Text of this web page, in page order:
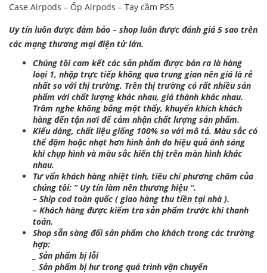
Case Airpods – Ốp Airpods – Tay cầm PS5
Uy tín luôn được đảm bảo – shop luôn được đánh giá 5 sao trên
các mạng thương mại điện tử lớn.
Chúng tôi cam kết các sản phẩm được bán ra là hàng
loại 1, nhập trực tiếp không qua trung gian nên giá là rẻ
nhất so với thị trường. Trên thị trường có rất nhiều sản
phẩm với chất lượng khác nhau, giá thành khác nhau.
Trăm nghe không bằng một thấy, khuyến khích khách
hàng đến tận nơi để cảm nhận chất lượng sản phẩm.
Kiểu dáng, chất liệu giống 100% so với mô tả. Màu sắc có
thể đậm hoặc nhạt hơn hình ảnh do hiệu quả ánh sáng
khi chụp hình và màu sắc hiển thị trên màn hình khác
nhau.
Tư vấn khách hàng nhiệt tình, tiêu chí phương châm của
chúng tôi: ” Uy tín làm nên thương hiệu “.
– Ship cod toàn quốc ( giao hàng thu tiền tại nhà ).
– Khách hàng được kiểm tra sản phẩm trước khi thanh
toán.
Shop sẵn sàng đổi sản phẩm cho khách trong các trường
hợp:
_ Sản phẩm bị lỗi
_ Sản phẩm bị hư trong quá trình vận chuyển